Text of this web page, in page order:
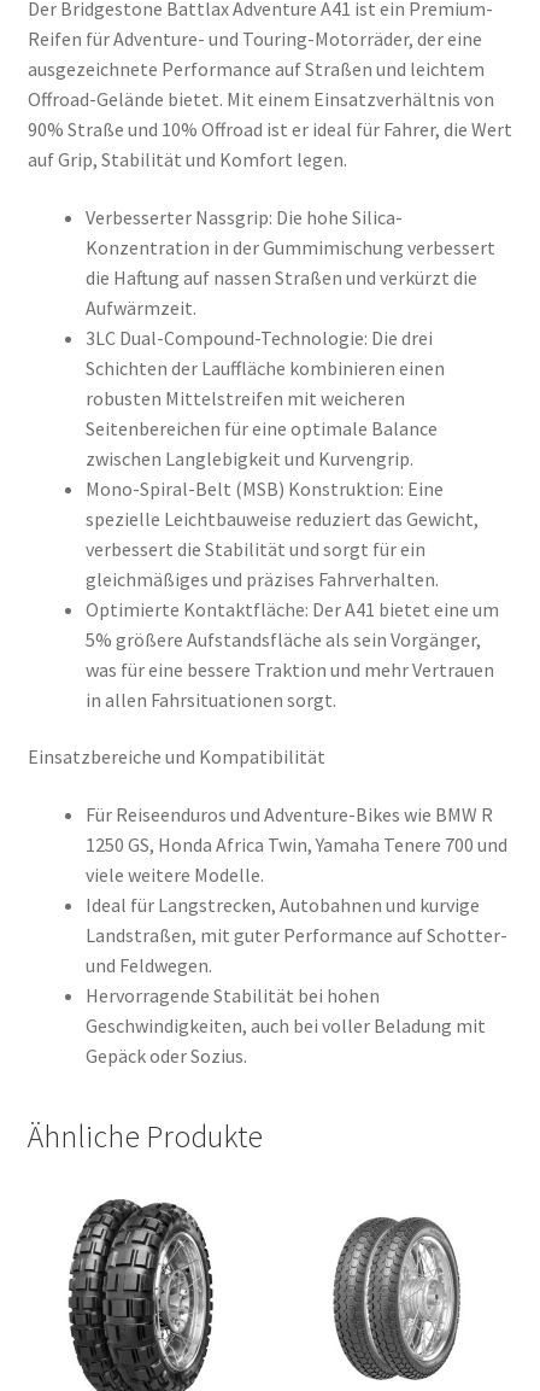
Der Bridgestone Battlax Adventure A41 ist ein Premium-
Reifen für Adventure- und Touring-Motorräder, der eine
ausgezeichnete Performance auf Straßen und leichtem
Offroad-Gelände bietet. Mit einem Einsatzverhältnis von
90% Straße und 10% Offroad ist er ideal für Fahrer, die Wert
auf Grip, Stabilität und Komfort legen.
Verbesserter Nassgrip: Die hohe Silica-
Konzentration in der Gummimischung verbessert
die Haftung auf nassen Straßen und verkürzt die
Aufwärmzeit.
3LC Dual-Compound-Technologie: Die drei
Schichten der Lauffläche kombinieren einen
robusten Mittelstreifen mit weicheren
Seitenbereichen für eine optimale Balance
zwischen Langlebigkeit und Kurvengrip.
Mono-Spiral-Belt (MSB) Konstruktion: Eine
spezielle Leichtbauweise reduziert das Gewicht,
verbessert die Stabilität und sorgt für ein
gleichmäßiges und präzises Fahrverhalten.
Optimierte Kontaktfläche: Der A41 bietet eine um
5% größere Aufstandsfläche als sein Vorgänger,
was für eine bessere Traktion und mehr Vertrauen
in allen Fahrsituationen sorgt.
Einsatzbereiche und Kompatibilität
Für Reiseenduros und Adventure-Bikes wie BMW R
1250 GS, Honda Africa Twin, Yamaha Tenere 700 und
viele weitere Modelle.
Ideal für Langstrecken, Autobahnen und kurvige
Landstraßen, mit guter Performance auf Schotter-
und Feldwegen.
Hervorragende Stabilität bei hohen
Geschwindigkeiten, auch bei voller Beladung mit
Gepäck oder Sozius.
Ähnliche Produkte